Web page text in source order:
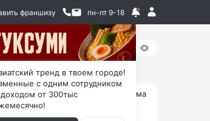
франшизу пн-пт 9-18
тыс. открой магазин на Авито, дома
ни товара, ни склада, зато
месяц +125 тыс. чистыми
тренд в твоем городе!
с одним сотрудником
от 300тыс